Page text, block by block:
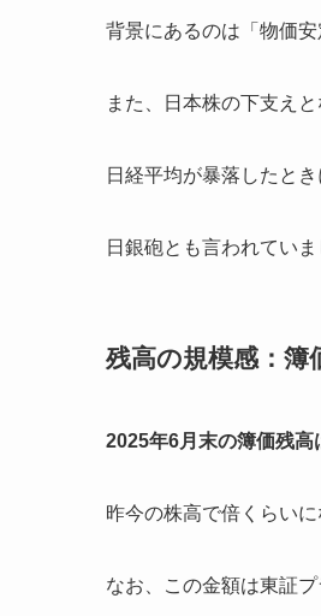
背景にあるのは「物価安
また、日本株の下支え
日経平均が暴落したと
日銀砲とも言われていま
残高の規模感：簿
2025年6月末の簿価残高
昨今の株高で倍くらいに
なお、この金額は東証